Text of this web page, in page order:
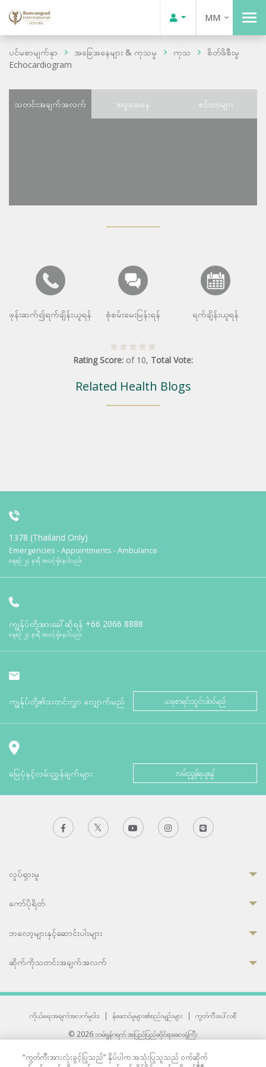
MM
ပင်မစာမျက်နှာ အခြေအနေများ & ကုသမှု ကုသ
စိတ်ဖိစီးမှု
Echocardiogram
သတင်းအချက်အလက် အခွအေနေ စင်တာများ
ဖုန်းဆက်၍ရက်ချိန်းယူရန် စုံစမ်းမေးမြန်းရန် ရက်ချိန်းယူရန်
Rating Score: of 10, Total Vote:
Related Health Blogs
1378 (Thailand Only)
Emergencies - Appointments - Ambulance
နေ့စဉ် ၂၄ နာရီ အသင့်ရှိနေပါသည်။
ကျွန်ုပ်တို့အားခေါ်ဆိုရန် +66 2066 8888
နေ့စဉ် ၂၄ နာရီ အသင့်ရှိနေပါသည်။
ကျွန်ုပ်တို့၏သတင်းလွှာ လျှောက်မည် ယခုစာရင်းသွင်းပါဝင်မည်
မြေပုံနှင့်လမ်းညွှန်ချက်များ လမ်းညွှန်ရယူရန်
လှုပ်ရှားမှု
ကော်ပိုရိတ်
ဘလော့များနှင့်ဆောင်းပါးများ
ဆိုက်ကိုသတင်းအချက်အလက်
ကိုယ်ရေးအချက်အလက်မူဝါဒ | န်ဆောင်မှုများ၏စည်းမျဉ်းများ |
ကွတ်ကီးပေါ်လစီ
© 2026 ဘမ်ရွန်ဂရက် အပြည်ပြည်ဆိုင်ရာဆေးရုံကြီး
“ကွတ်ကီးအားလုံးခွင့်ပြုသည်” နှိပ်ပါက အသုံးပြုသူသည် ဝက်ဆိုက်